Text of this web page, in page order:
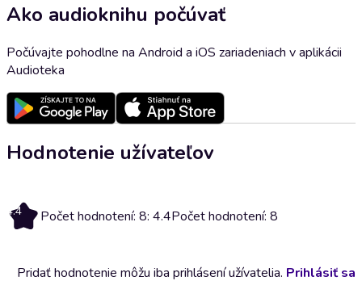
Ako audioknihu počúvať
Počúvajte pohodlne na Android a iOS zariadeniach v aplikácii
Audioteka
Hodnotenie užívateľov
4.4 Počet hodnotení: 8: 4.4Počet hodnotení: 8
Pridať hodnotenie môžu iba prihlásení užívatelia. Prihlásiť sa